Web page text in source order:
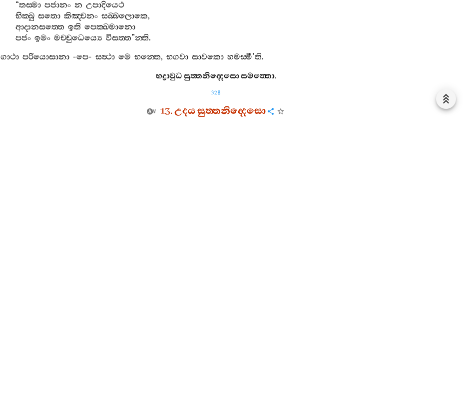
“තස‍්මා පජානං න උපාදියෙථ
භික‍්ඛු සතො කිඤ‍්චනං සබ‍්බලොකෙ,
ආදානසත‍්තෙ ඉති පෙක‍්ඛමානො
පජං ඉමං මච‍්චුධෙය්‍යෙ විසත‍්ත”න‍්ති.
ගාථා පරියොසානා-පෙ- සත්‍ථා මෙ භන‍්තෙ, භගවා සාවකො හමස‍්මී’ති.
භද්‍රාවුධසුත‍්තනිද‍්දෙසොසමත‍්තො.
328
13.උදයසුත‍්තනිද‍්දෙසො